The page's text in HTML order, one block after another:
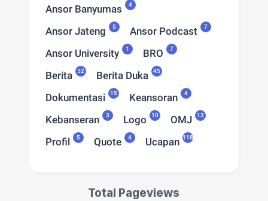
Ansor Banyumas 4
Ansor Jateng 5 Ansor Podcast 7
Ansor University 1 BRO 7
Berita 52 Berita Duka 45
Dokumentasi 15 Keansoran 4
Kebanseran 3 Logo 10 OMJ 13
Profil 5 Quote 4 Ucapan 118
Total Pageviews